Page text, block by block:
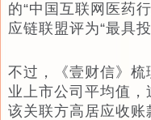
的“中国互联网医药
应链联盟评为“最具
不过，《壹财信》
业上市公司平均值
该关联方高居应收